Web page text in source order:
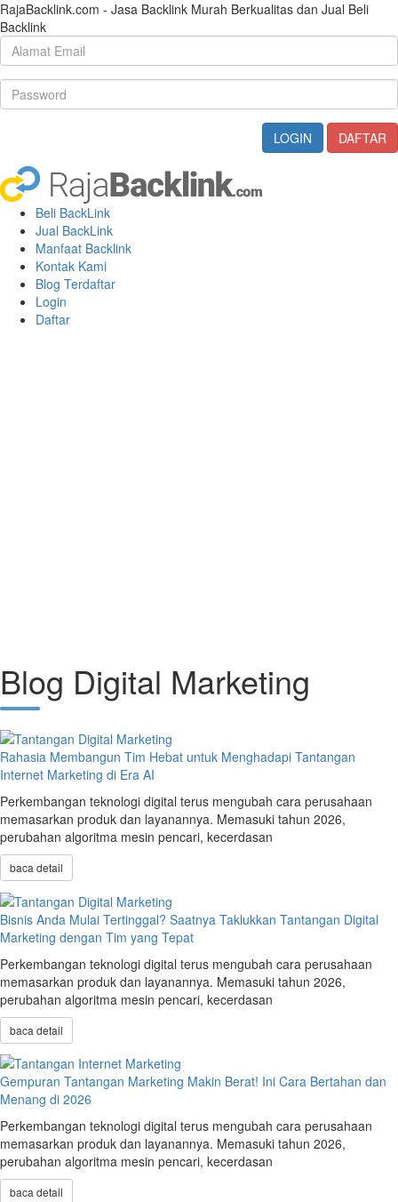
RajaBacklink.com - Jasa Backlink Murah Berkualitas dan Jual Beli
Backlink
Beli BackLink
Jual BackLink
Manfaat Backlink
Kontak Kami
Blog Terdaftar
Login
Daftar
Blog Digital Marketing
Rahasia Membangun Tim Hebat untuk Menghadapi Tantangan
Internet Marketing di Era AI
Perkembangan teknologi digital terus mengubah cara perusahaan
memasarkan produk dan layanannya. Memasuki tahun 2026,
perubahan algoritma mesin pencari, kecerdasan
baca detail
Bisnis Anda Mulai Tertinggal? Saatnya Taklukkan Tantangan Digital
Marketing dengan Tim yang Tepat
Perkembangan teknologi digital terus mengubah cara perusahaan
memasarkan produk dan layanannya. Memasuki tahun 2026,
perubahan algoritma mesin pencari, kecerdasan
baca detail
Gempuran Tantangan Marketing Makin Berat! Ini Cara Bertahan dan
Menang di 2026
Perkembangan teknologi digital terus mengubah cara perusahaan
memasarkan produk dan layanannya. Memasuki tahun 2026,
perubahan algoritma mesin pencari, kecerdasan
baca detail